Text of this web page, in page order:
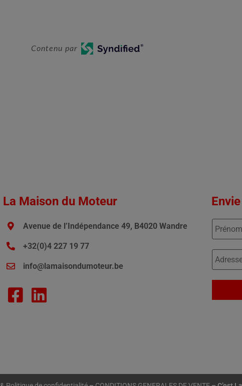
Contenu par
La Maison du Moteur
Avenue de l’Indépendance 49, B4020 Wandre
+32(0)4 227 19 77
info@lamaisondumoteur.be